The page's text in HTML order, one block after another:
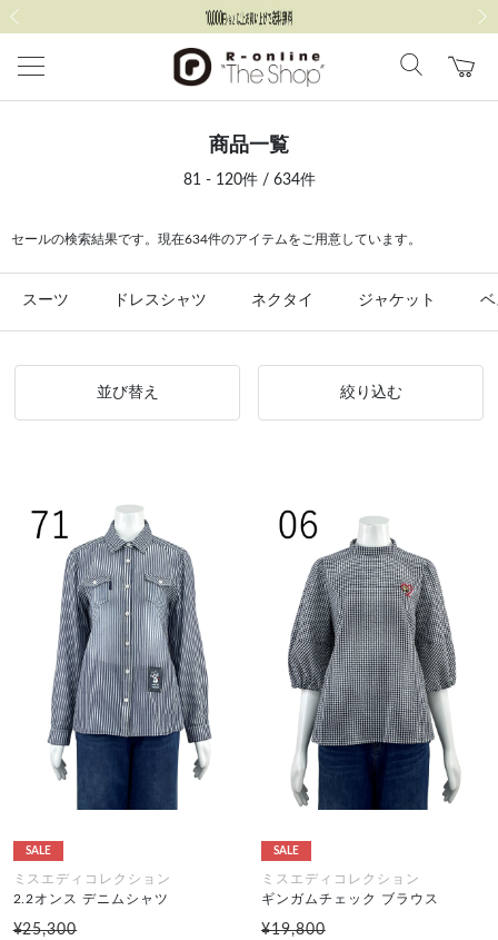
商品一覧
81 - 120件 / 634件
セールの検索結果です。現在634件のアイテムをご用意しています。
スーツ ドレスシャツ ネクタイ ジャケット
並び替え 絞り込む
SALE
ミスエディコレクション
2.2オンス デニムシャツ
¥25,300
SALE
ミスエディコレクション
ギンガムチェック ブラウス
¥19,800